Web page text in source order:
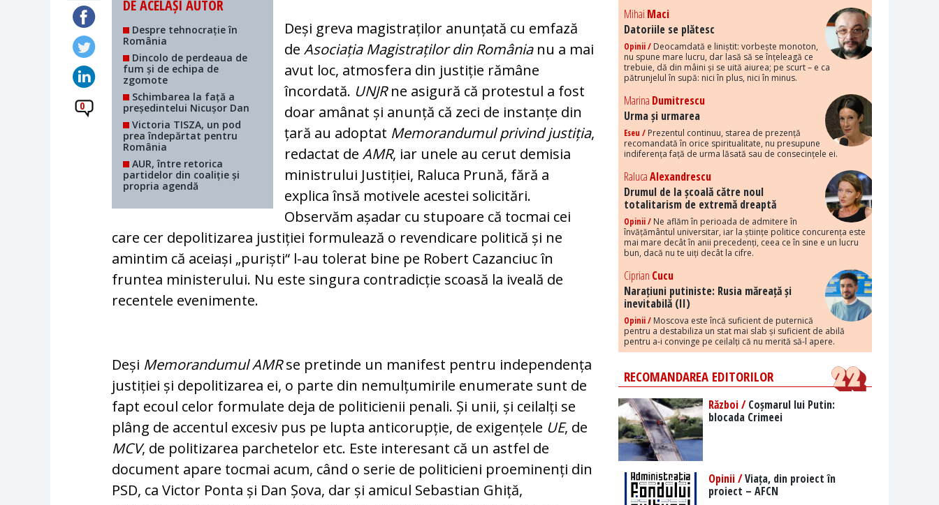
0
DE ACELAȘI AUTOR
Despre tehnocrație în
România
Dincolo de perdeaua de
fum și de echipa de
zgomote
Schimbarea la față a
președintelui Nicușor Dan
Victoria TISZA, un pod
prea îndepărtat pentru
România
AUR, între retorica
partidelor din coaliție și
propria agendă
Deși greva magistraților anunțată cu emfa­ză
deAsociația Magistraților din Ro­mâ­nianu a mai
avut loc, atmosfera din jus­ti­ție rămâne
încordată. UNJRne asigură că protestul a fost
doar amâ­nat și anunță că zeci de ins­tanțe din
țară au adoptat Memorandumul privind jus­tiția,
redactat deAMR, iar unele au cerut demisia
ministrului Justiției, Raluca Prună, fără a
explica însă motivele acestei solicitări.
Observăm așadar cu stu­poa­re că tocmai cei
care cer depolitizarea justiției for­mulează o revendicare politică și ne
amin­tim că aceiași „puriști“ l-au tolerat bi­ne pe Robert Cazanciuc în
fruntea mi­nis­terului. Nu este singura contradicție scoa­să la iveală de
recentele evenimente.
Deși Memorandumul AMRse pretinde un manifest pentru independența
justiției și depolitizarea ei, o parte din nemulțumirile enumerate sunt de
fapt ecoul celor for­mu­late deja de politicienii penali. Și unii, și ceilalți se
plâng de accentul excesiv pus pe lupta anticorupție, de exigențele UE, de
MCV, de politizarea parchetelor etc. Es­te interesant că un astfel de
document apa­­re tocmai acum, când o serie de poli­ti­cieni proeminenți din
PSD, ca Victor Pon­ta și Dan Șova, dar și amicul Sebastian Ghi­­ță,
Mihai Maci
Datoriile se plătesc
Opinii / Deocamdată e liniștit: vorbește monoton,
nu spune mare lucru, dar lasă să se înțeleagă ce
trebuie, dă din mâini și se uită aiurea; pe scurt – e ca
pătrunjelul în supă: nici în plus, nici în minus.
Marina Dumitrescu
Urma și urmarea
Eseu / Prezentul continuu, starea de prezență
recomandată în orice spiritualitate, nu presupune
indiferența față de urma lăsată sau de consecințele ei.
RalucaAlexandrescu
Drumul de la școală către noul
totalitarism de extremă dreaptă
Opinii / Ne aflăm în perioada de admitere în
învățământul universitar, iar la științe politice concurența este
mai mare decât în anii precedenți, ceea ce în sine e un lucru
bun, dacă nu te uiți decât la cifre.
Ciprian Cucu
Narațiuni putiniste: Rusia măreață și
inevitabilă (II)
Opinii / Moscova este încă suficient de puternică
pentru a destabiliza un stat mai slab și suficient de abilă
pentru a-i convinge pe ceilalți că nu merită să-l apere.
RECOMANDAREA EDITORILOR
Război /Coșmarul lui Putin:
blocada Crimeei
Opinii /Viața, din proiect în
proiect – AFCN